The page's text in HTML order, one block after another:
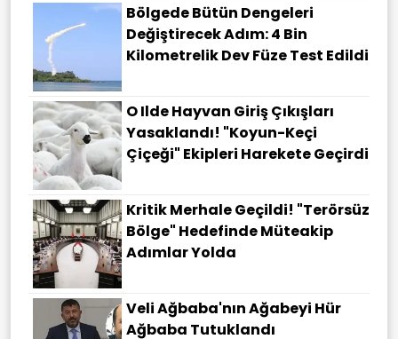
Bölgede Bütün Dengeleri
Değiştirecek Adım: 4 Bin
Kilometrelik Dev Füze Test Edildi
O Ilde Hayvan Giriş Çıkışları
Yasaklandı! "Koyun-Keçi
Çiçeği" Ekipleri Harekete Geçirdi
Kritik Merhale Geçildi! "Terörsüz
Bölge" Hedefinde Müteakip
Adımlar Yolda
Veli Ağbaba'nın Ağabeyi Hür
Ağbaba Tutuklandı